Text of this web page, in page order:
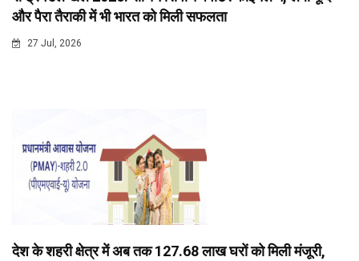
और पैरा तैराकी में भी भारत को मिली सफलता
27 Jul, 2026
देश के शहरी क्षेत्र में अब तक 127.68 लाख घरों को मिली मंजूरी,